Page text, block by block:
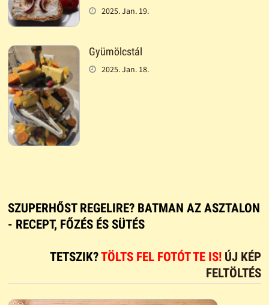
2025. Jan. 19.
Gyümölcstál
2025. Jan. 18.
SZUPERHŐST REGELIRE? BATMAN AZ ASZTALON
- RECEPT, FŐZÉS ÉS SÜTÉS
TETSZIK?TÖLTS FEL FOTÓT TE IS! ÚJ KÉP
FELTÖLTÉS